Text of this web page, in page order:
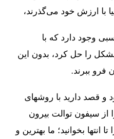
با ارزش خود می‌گذرند،
وجود دارد که با
را حل کرد، بدون این
ببرند.
و قصد دارید با روشهای
سیفون توالت بیرون
انتها بخوانید؛ ما بهترین و